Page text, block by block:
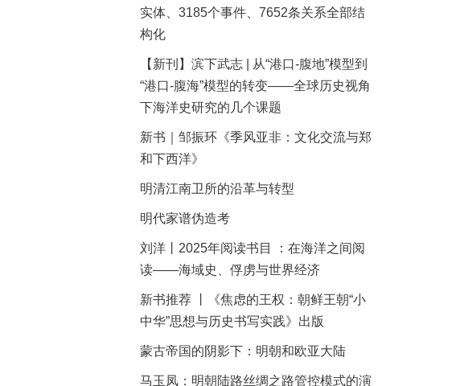
实体、3185个事件、7652条关系全部结
构化
【新刊】滨下武志 | 从“港口-腹地”模型到
“港口-腹海”模型的转变——全球历史视角
下海洋史研究的几个课题
新书｜邹振环《季风亚非：文化交流与郑
和下西洋》
明清江南卫所的沿革与转型
明代家谱伪造考
刘洋丨2025年阅读书目 ：在海洋之间阅
读——海域史、俘虏与世界经济
新书推荐 丨《焦虑的王权：朝鲜王朝“小
中华”思想与历史书写实践》出版
蒙古帝国的阴影下：明朝和欧亚大陆
马玉凤：明朝陆路丝绸之路管控模式的演